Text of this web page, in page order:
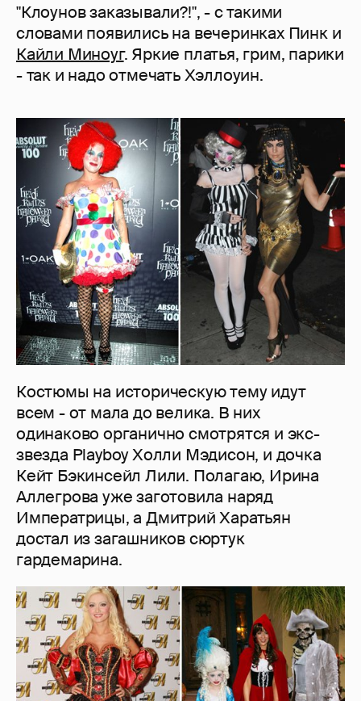
"Клоунов заказывали?!", - с такими
словами появились на вечеринках Пинк и
Кайли Миноуг. Яркие платья, грим, парики
- так и надо отмечать Хэллоуин.
Костюмы на историческую тему идут
всем - от мала до велика. В них
одинаково органично смотрятся и экс-
звезда Playboy Холли Мэдисон, и дочка
Кейт Бэкинсейл Лили. Полагаю, Ирина
Аллегрова уже заготовила наряд
Императрицы, а Дмитрий Харатьян
достал из загашников сюртук
гардемарина.